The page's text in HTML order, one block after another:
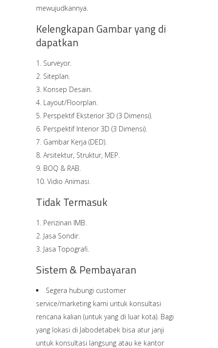
mewujudkannya.
Kelengkapan Gambar yang di
dapatkan
Surveyor.
Siteplan.
Konsep Desain.
Layout/Floorplan.
Perspektif Eksterior 3D (3 Dimensi).
Perspektif Interior 3D (3 Dimensi).
Gambar Kerja (DED).
Arsitektur, Struktur, MEP.
BOQ & RAB.
Vidio Animasi.
Tidak Termasuk
Perizinan IMB.
Jasa Sondir.
Jasa Topografi.
Sistem & Pembayaran
Segera hubungi customer
service/marketing kami untuk konsultasi
rencana kalian (untuk yang di luar kota). Bagi
yang lokasi di Jabodetabek bisa atur janji
untuk konsultasi langsung atau ke kantor